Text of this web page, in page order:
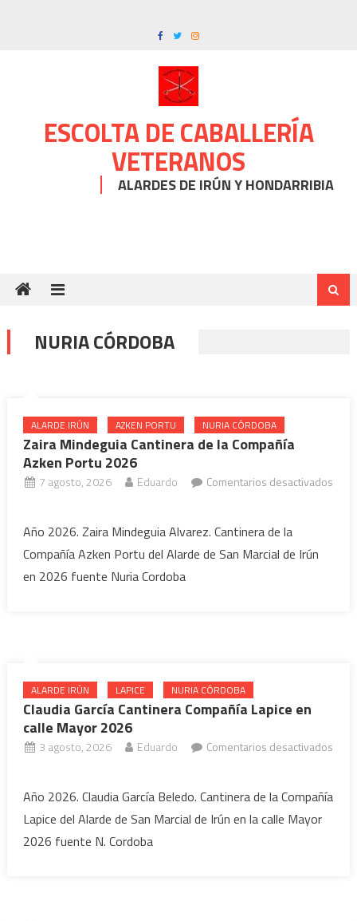
ESCOLTA DE CABALLERÍA
VETERANOS
ALARDES DE IRÚN Y HONDARRIBIA
NURIA CÓRDOBA
ALARDE IRÚN AZKEN PORTU NURIA CÓRDOBA
Zaira Mindeguia Cantinera de la Compañía
Azken Portu 2026
7 agosto, 2026 Eduardo
Comentarios desactivados
Mindeguia
Cantinera
de
2026
Año 2026. Zaira Mindeguia Alvarez. Cantinera de la
Compañía Azken Portu del Alarde de San Marcial de Irún
en 2026 fuente Nuria Cordoba
ALARDE IRÚN LAPICE NURIA CÓRDOBA
Claudia García Cantinera Compañía Lapice en
calle Mayor 2026
3 agosto, 2026 Eduardo
Comentarios desactivados
García
Cantinera
Año 2026. Claudia García Beledo. Cantinera de la Compañía
Lapice del Alarde de San Marcial de Irún en la calle Mayor
2026 fuente N. Cordoba